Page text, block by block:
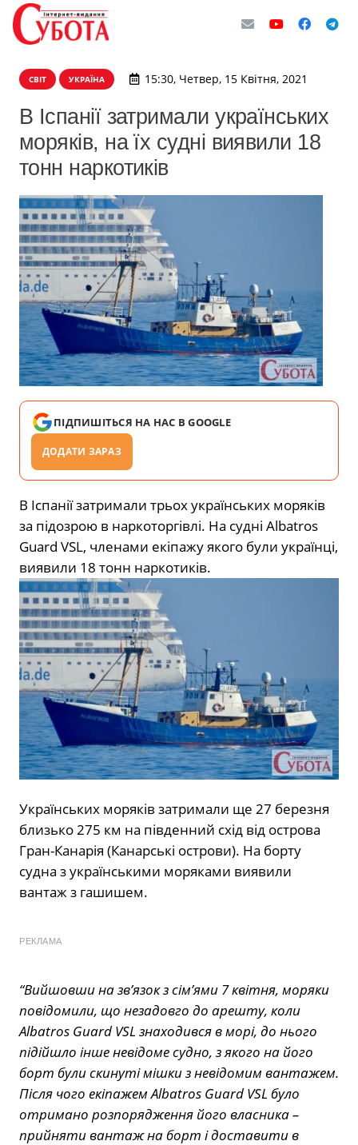
СВІТ УКРАЇНА 15:30, Четвер, 15 Квітня, 2021
В Іспанії затримали українських
моряків, на їх судні виявили 18
тонн наркотиків
ПІДПИШІТЬСЯ НА НАС В GOOGLE
ДОДАТИ ЗАРАЗ
В Іспанії затримали трьох українських моряків
за підозрою в наркоторгівлі. На судні Albatros
Guard VSL, членами екіпажу якого були українці,
виявили 18 тонн наркотиків.
Українських моряків затримали ще 27 березня
близько 275 км на південний схід від острова
Гран-Канарія (Канарські острови). На борту
судна з українськими моряками виявили
вантаж з гашишем.
РЕКЛАМА
“Вийшовши на зв’язок з сім’ями 7 квітня, моряки
повідомили, що незадовго до арешту, коли
Albatros Guard VSL знаходився в морі, до нього
підійшло інше невідоме судно, з якого на його
борт були скинуті мішки з невідомим вантажем.
Після чого екіпажем Albatros Guard VSL було
отримано розпорядження його власника –
прийняти вантаж на борт і доставити в